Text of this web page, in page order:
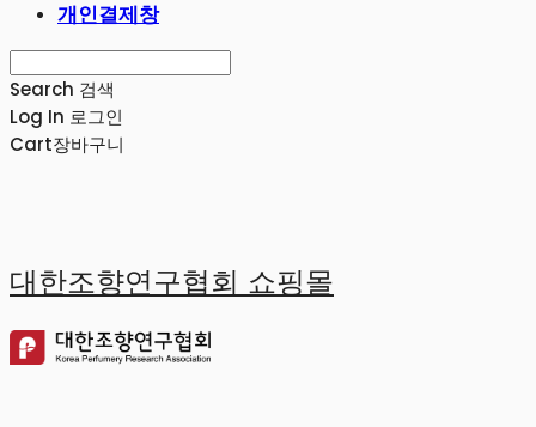
개인결제창
Search 검색
Log In 로그인
Cart장바구니
대한조향연구협회 쇼핑몰